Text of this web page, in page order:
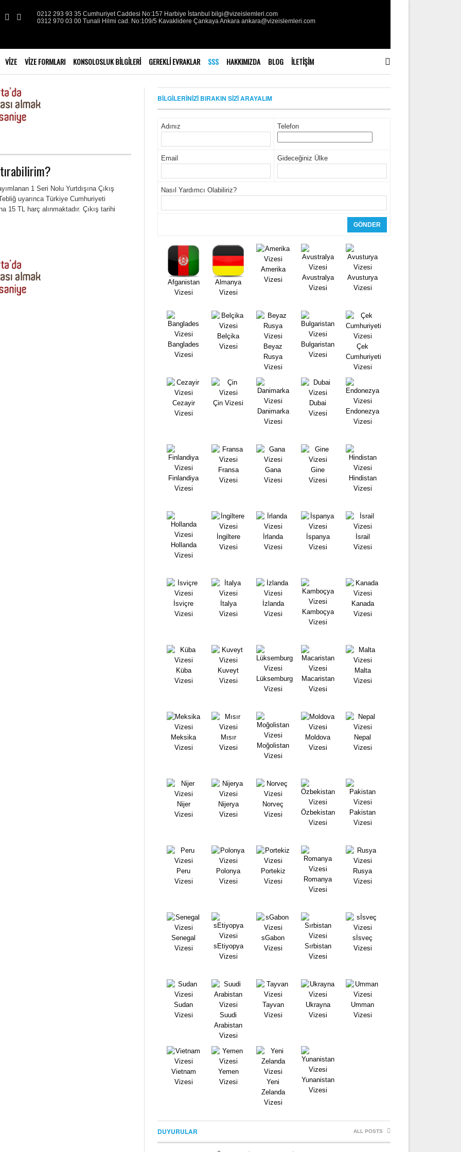
0212 293 93 35 Cumhuriyet Caddesi No:157 Harbiye İstanbul bilgi@vizeislemleri.com
0312 970 03 00 Tunali Hilmi cad. No:109/5 Kavaklidere Çankaya Ankara ankara@vizeislemleri.com
VIZE VIZE FORMLARI KONSOLOSLUK BILGILERI GEREKLI EVRAKLAR SSS HAKKIMIZDA BLOG İLETIŞIM
1 Seri Nolu Yurtdışına Çıkış
uyarınca Türkiye Cumhuriyeti
15 TL harç alınmaktadır. Çıkış tarihi
BİLGİLERİNİZİ BIRAKIN SİZİ ARAYALIM
Adınız Telefon
Email Gideceğiniz Ülke
Nasıl Yardımcı Olabiliriz?
Afganistan
Vizesi
Almanya
Vizesi
Amerika
Vizesi
Avustralya
Vizesi
Avusturya
Vizesi
Banglades
Vizesi
Belçika
Vizesi
Beyaz
Rusya
Vizesi
Bulgaristan
Vizesi
Çek
Cumhuriyeti
Vizesi
Cezayir
Vizesi
Çin Vizesi
Danimarka
Vizesi
Dubai
Vizesi
Endonezya
Vizesi
Finlandiya
Vizesi
Fransa
Vizesi
Gana
Vizesi
Gine
Vizesi
Hindistan
Vizesi
Hollanda
Vizesi
İngiltere
Vizesi
İrlanda
Vizesi
İspanya
Vizesi
İsrail
Vizesi
İsviçre
Vizesi
İtalya
Vizesi
İzlanda
Vizesi
Kamboçya
Vizesi
Kanada
Vizesi
Küba
Vizesi
Kuveyt
Vizesi
Lüksemburg
Vizesi
Macaristan
Vizesi
Malta
Vizesi
Meksika
Vizesi
Mısır
Vizesi
Moğolistan
Vizesi
Moldova
Vizesi
Nepal
Vizesi
Nijer
Vizesi
Nijerya
Vizesi
Norveç
Vizesi
Özbekistan
Vizesi
Pakistan
Vizesi
Peru
Vizesi
Polonya
Vizesi
Portekiz
Vizesi
Romanya
Vizesi
Rusya
Vizesi
Senegal
Vizesi
sEtiyopya
Vizesi
sGabon
Vizesi
Sırbistan
Vizesi
sİsveç
Vizesi
Sudan
Vizesi
Suudi
Arabistan
Vizesi
Tayvan
Vizesi
Ukrayna
Vizesi
Umman
Vizesi
Vietnam
Vizesi
Yemen
Vizesi
Yeni
Zelanda
Vizesi
Yunanistan
Vizesi
DUYURULAR ALL POSTS